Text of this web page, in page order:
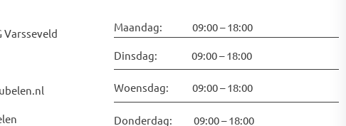
Varsseveld Maandag: 09:00 – 18:00
Dinsdag: 09:00 – 18:00
Woensdag: 09:00 – 18:00
Donderdag: 09:00 – 18:00